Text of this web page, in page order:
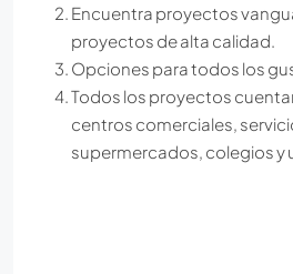
Encuentra proyectos
proyectos de alta calidad.
Opciones para todos los
Todos los proyectos
centros comerciales,
supermercados, colegios y